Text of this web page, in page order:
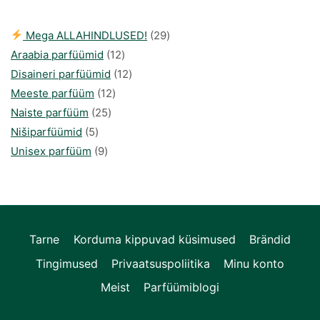
Mega ALLAHINDLUSED! 2929
Araabia parfüümid 1212
toodet
Disaineri parfüümid 1212
Meeste parfüüm 1212
Naiste parfüüm 2525
Nišiparfüümid 55
toodet
Unisex parfüüm 99
Tarne Korduma kippuvad küsimused
Brändid
Tingimused
Privaatsuspoliitika
Minu konto
Meist
Parfüümiblogi